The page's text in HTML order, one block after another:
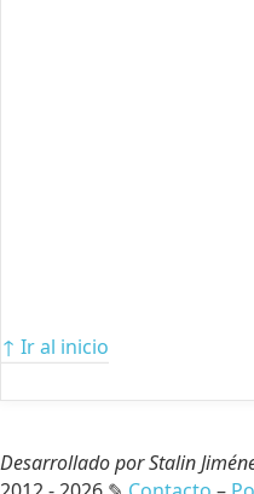
↑ Ir al inicio
Desarrollado por Stalin